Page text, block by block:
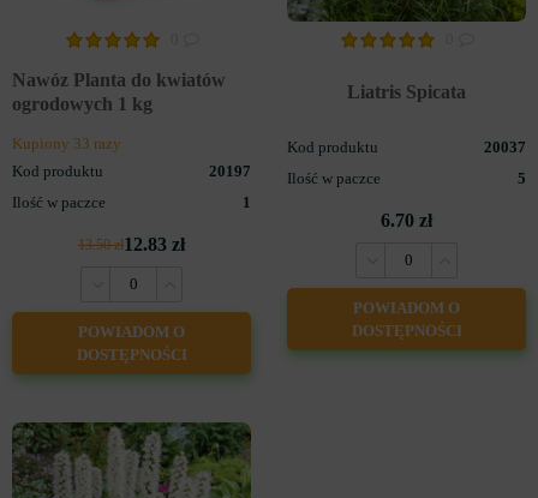
Nawóz Planta do kwiatów
ogrodowych 1 kg
Kupiony 33 razy
Kod produktu
20197
Ilość w paczce
1
13.50 zł12.83 zł
POWIADOM O
DOSTĘPNOŚCI
Liatris Spicata
Kod produktu
20037
Ilość w paczce
5
6.70 zł
POWIADOM O
DOSTĘPNOŚCI